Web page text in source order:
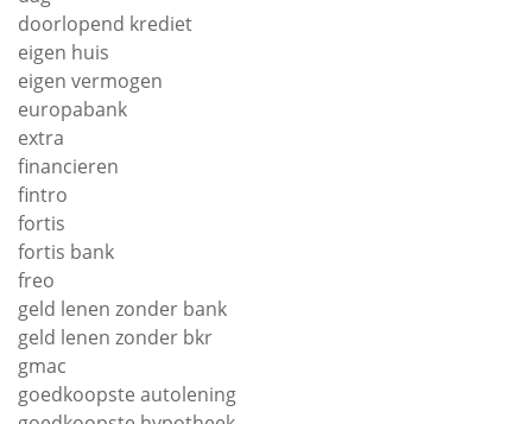
doorlopend krediet
eigen huis
eigen vermogen
europabank
extra
financieren
fintro
fortis
fortis bank
freo
geld lenen zonder bank
geld lenen zonder bkr
gmac
goedkoopste autolening